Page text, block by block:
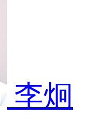
李炯